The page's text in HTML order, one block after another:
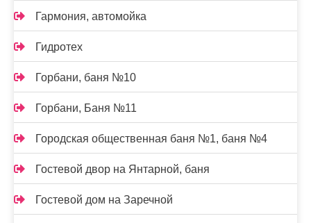
Гармония, автомойка
Гидротех
Горбани, баня №10
Горбани, Баня №11
Городская общественная баня №1, баня №4
Гостевой двор на Янтарной, баня
Гостевой дом на Заречной